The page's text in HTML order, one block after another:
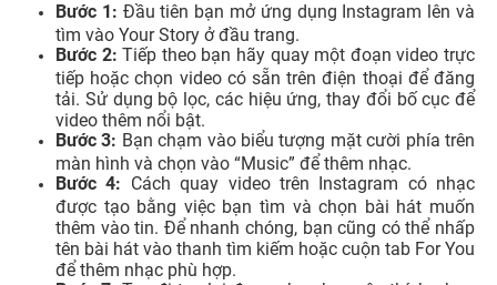
Bước 1: Đầu tiên bạn mở ứng dụng Instagram lên và
tìm vào Your Story ở đầu trang.
Bước 2: Tiếp theo bạn hãy quay một đoạn video trực
tiếp hoặc chọn video có sẵn trên điện thoại để đăng
tải. Sử dụng bộ lọc, các hiệu ứng, thay đổi bố cục để
video thêm nổi bật.
Bước 3: Bạn chạm vào biểu tượng mặt cười phía trên
màn hình và chọn vào “Music” để thêm nhạc.
Bước 4: Cách quay video trên Instagram có nhạc
được tạo bằng việc bạn tìm và chọn bài hát muốn
thêm vào tin. Để nhanh chóng, bạn cũng có thể nhấp
tên bài hát vào thanh tìm kiếm hoặc cuộn tab For You
để thêm nhạc phù hợp.